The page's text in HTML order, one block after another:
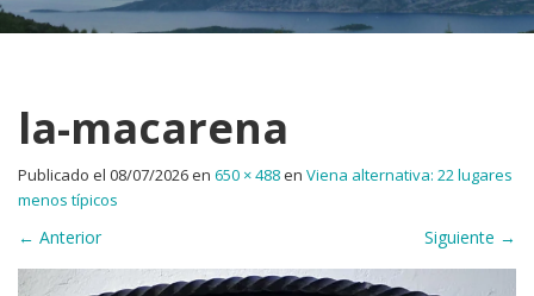
la-macarena
Publicado el 08/07/2026en 650 × 488en Viena alternativa: 22 lugares
menos típicos
← Anterior Siguiente →